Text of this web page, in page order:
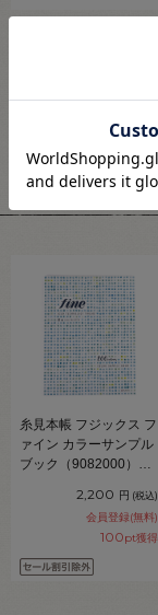
糸見本帳 フジックス フ
ァイン カラーサンプル
ブック（9082000）
2,200 円 (税込)
会員登録(無料)
100pt獲得